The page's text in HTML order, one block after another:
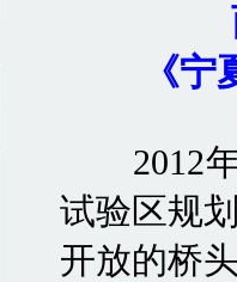
《
2012年9
试验区规
开放的桥